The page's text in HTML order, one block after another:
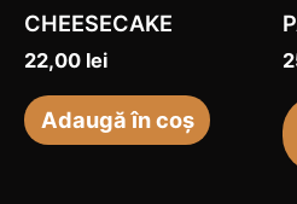
CHEESECAKE
22,00 lei
Adaugă în coș